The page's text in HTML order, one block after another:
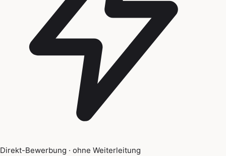
Direkt-Bewerbung · ohne Weiterleitung